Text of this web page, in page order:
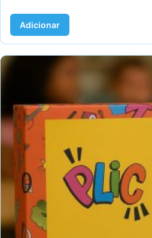
Adicionar